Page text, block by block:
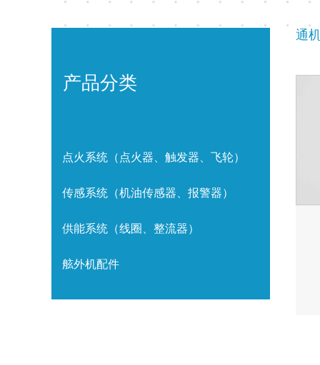
产品分类
点火系统（点火器、触发器、飞轮）
传感系统（机油传感器、报警器）
供能系统（线圈、整流器）
舷外机配件
通